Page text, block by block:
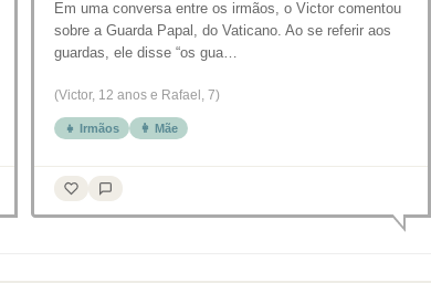
Em uma conversa entre os irmãos, o Victor comentou
sobre a Guarda Papal, do Vaticano. Ao se referir aos
guardas, ele disse “os gua…
(Victor, 12 anos e Rafael, 7)
👧 Irmãos 👩 Mãe